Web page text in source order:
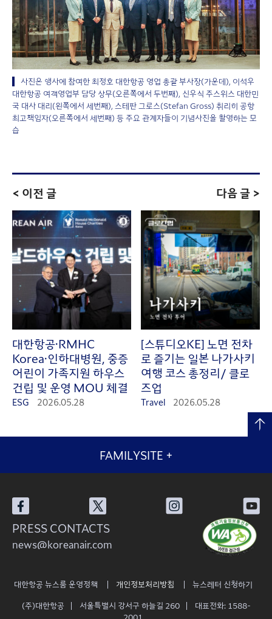
사진은 행사에 참여한 최정호 대한항공 영업 총괄 부사장(가운데), 이석우
대한항공 여객영업부 담당 상무(오른쪽에서 두번째), 신우식 주스위스 대한민
국 대사 대리(왼쪽에서 세번째), 스테판 그로스(Stefan Gross) 취리히 공항
최고책임자(오른쪽에서 세번째) 등 주요 관계자들이 기념사진을 촬영하는 모
습
< 이전 글
대한항공·RMHC
Korea·인하대병원, 중증
어린이 가족지원 하우스
건립 및 운영 MOU 체결
ESG 2026.05.28
다음 글 >
[스튜디오KE] 노면 전차
로 즐기는 일본 나가사키
여행 코스 총정리/ 클로
즈업
Travel 2026.05.28
FAMILYSITE +
PRESS CONTACTS
news@koreanair.com
대한항공 뉴스룸 운영정책 개인정보처리방침
뉴스레터 신청하기
(주)대한항공
서울특별시 강서구 하늘길 260
대표전화: 1588-